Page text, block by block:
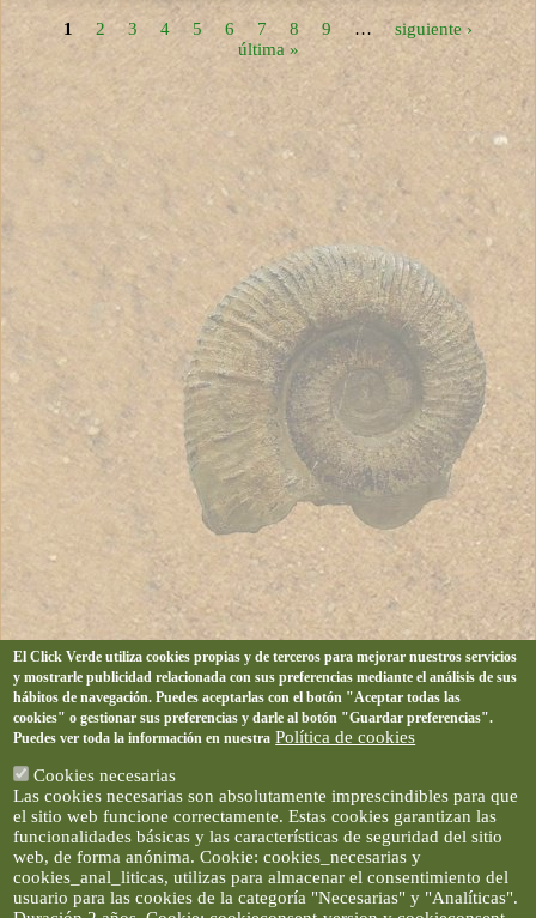
Páginas
1 2 3 4 5 6 7 8 9 …
siguiente ›
última »
El Click Verde utiliza cookies propias y de terceros para mejorar nuestros servicios
y mostrarle publicidad relacionada con sus preferencias mediante el análisis de sus
hábitos de navegación. Puedes aceptarlas con el botón "Aceptar todas las
cookies" o gestionar sus preferencias y darle al botón "Guardar preferencias".
Puedes ver toda la información en nuestra Política de cookies
Cookies necesarias
Las cookies necesarias son absolutamente imprescindibles para que
el sitio web funcione correctamente. Estas cookies garantizan las
funcionalidades básicas y las características de seguridad del sitio
web, de forma anónima. Cookie: cookies_necesarias y
cookies_anal_liticas, utilizas para almacenar el consentimiento del
usuario para las cookies de la categoría "Necesarias" y "Analíticas".